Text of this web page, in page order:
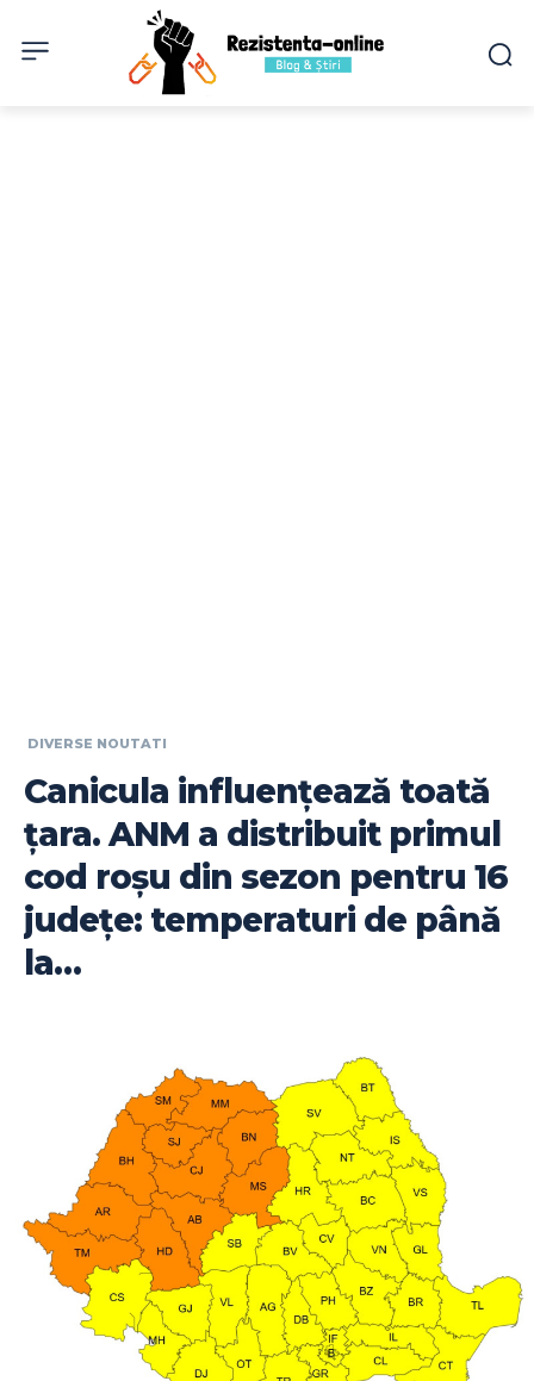
DIVERSE NOUTATI
Canicula influențează toată
țara. ANM a distribuit primul
cod roșu din sezon pentru 16
județe: temperaturi de până
la…